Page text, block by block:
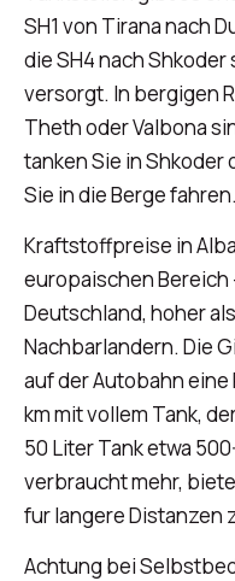
SH1 von Tirana nach
die SH4 nach
versorgt. In bergigen
Theth oder Valbona
tanken Sie in Shkoder
Sie in die Berge fahren.
Kraftstoffpreise in
europaischen Bereich
Deutschland, hoher
Nachbarlandern. Die
auf der Autobahn
km mit vollem Tank,
50 Liter Tank etwa
verbraucht mehr,
fur langere Distanzen
Achtung bei